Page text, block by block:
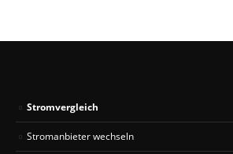
Stromvergleich
Stromanbieter wechseln